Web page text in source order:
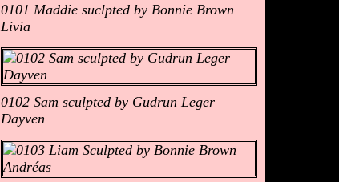
0101 Maddie suclpted by Bonnie Brown
Livia
0102 Sam sculpted by Gudrun Leger
Dayven